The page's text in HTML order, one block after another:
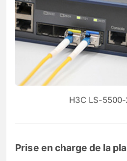
H3C LS-
Prise en charge de la